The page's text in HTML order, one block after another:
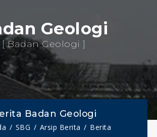
Geologi
[ Badan Geologi ]
Badan Geologi
SBG Arsip Berita Berita